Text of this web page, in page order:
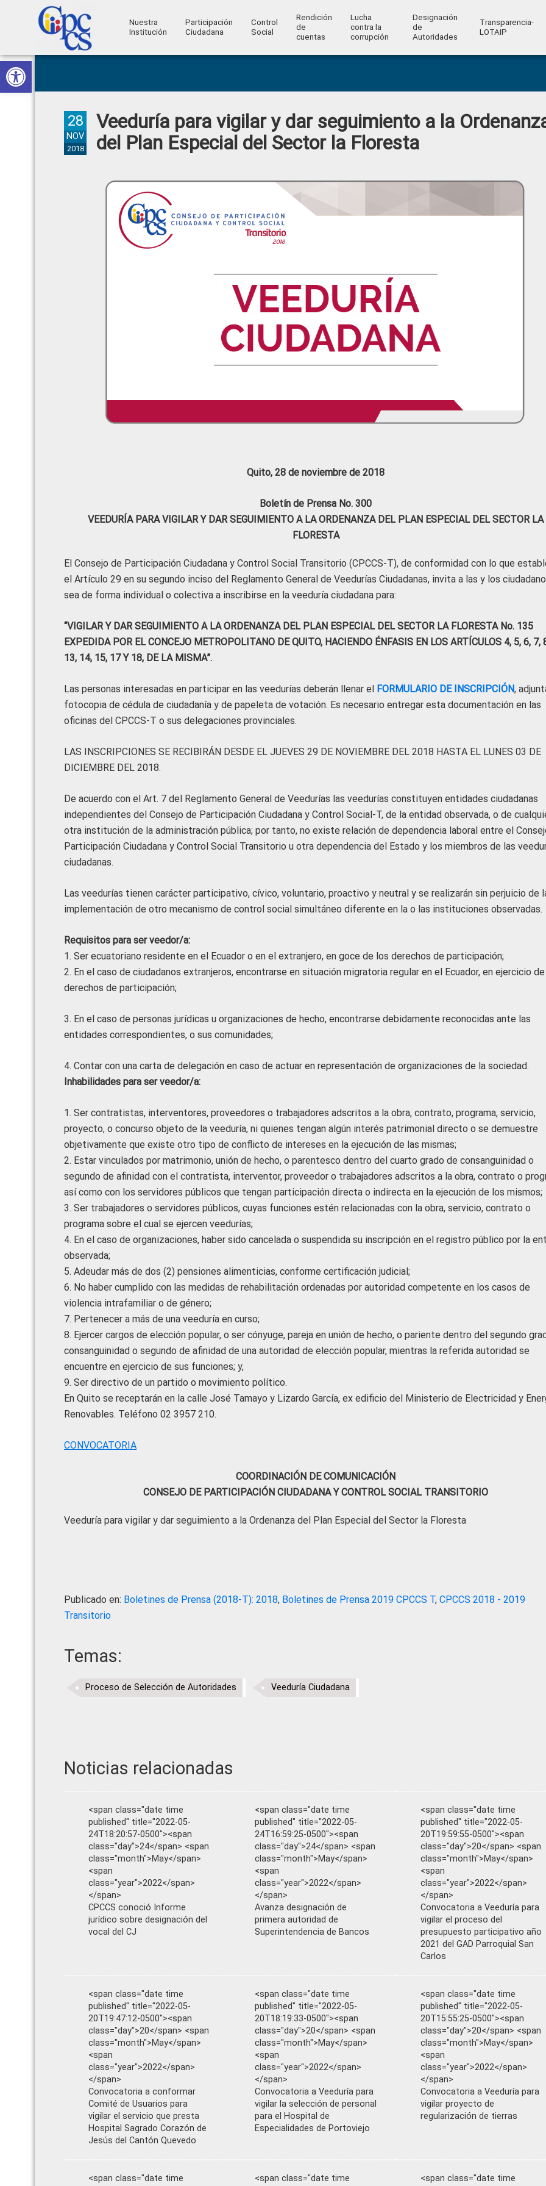
Abrir barra de herramientas
Skip
to
primary
Skip
to
main
Skip
to
primary
Skip
to
footer
Ciudadana
Control
Ciudadano
Nuestra
Institución
Participación
Ciudadana
Control
Social
Rendición
de
cuentas
Lucha
contra la
corrupción
Designación
de
Autoridades
Transparencia-
LOTAIP
Veeduría para vigilar y dar seguimiento a la
del Plan Especial del Sector la Floresta
28
NOV
2018
Quito, 28 de noviembre de 2018
Boletín de Prensa No. 300
VEEDURÍA PARA VIGILAR Y DAR SEGUIMIENTO A LA ORDENANZA DEL PLAN ESPECIAL DEL SECTOR LA
FLORESTA
El Consejo de Participación Ciudadana y Control Social Transitorio (CPCCS-T), de conformidad con lo que
el Artículo 29 en su segundo inciso del Reglamento General de Veedurías Ciudadanas, invita a las y los
sea de forma individual o colectiva a inscribirse en la veeduría ciudadana para:
“VIGILAR Y DAR SEGUIMIENTO A LA ORDENANZA DEL PLAN ESPECIAL DEL SECTOR LA FLORESTA No. 135
EXPEDIDA POR EL CONCEJO METROPOLITANO DE QUITO, HACIENDO ÉNFASIS EN LOS ARTÍCULOS 4, 5, 6, 7,
13, 14, 15, 17 Y 18, DE LA MISMA”.
Las personas interesadas en participar en las veedurías deberán llenar el FORMULARIO DE INSCRIPCIÓN,
fotocopia de cédula de ciudadanía y de papeleta de votación. Es necesario entregar esta documentación en las
oficinas del CPCCS-T o sus delegaciones provinciales.
LAS INSCRIPCIONES SE RECIBIRÁN DESDE EL JUEVES 29 DE NOVIEMBRE DEL 2018 HASTA EL LUNES 03 DE
DICIEMBRE DEL 2018.
De acuerdo con el Art. 7 del Reglamento General de Veedurías las veedurías constituyen entidades ciudadanas
independientes del Consejo de Participación Ciudadana y Control Social-T, de la entidad observada, o de
otra institución de la administración pública; por tanto, no existe relación de dependencia laboral entre el
Participación Ciudadana y Control Social Transitorio u otra dependencia del Estado y los miembros de las
ciudadanas.
Las veedurías tienen carácter participativo, cívico, voluntario, proactivo y neutral y se realizarán sin perjuicio de
implementación de otro mecanismo de control social simultáneo diferente en la o las instituciones observadas.
Requisitos para ser veedor/a:
1. Ser ecuatoriano residente en el Ecuador o en el extranjero, en goce de los derechos de participación;
2. En el caso de ciudadanos extranjeros, encontrarse en situación migratoria regular en el Ecuador, en ejercicio
derechos de participación;
3. En el caso de personas jurídicas u organizaciones de hecho, encontrarse debidamente reconocidas ante las
entidades correspondientes, o sus comunidades;
4. Contar con una carta de delegación en caso de actuar en representación de organizaciones de la sociedad.
Inhabilidades para ser veedor/a:
1. Ser contratistas, interventores, proveedores o trabajadores adscritos a la obra, contrato, programa, servicio,
proyecto, o concurso objeto de la veeduría, ni quienes tengan algún interés patrimonial directo o se demuestre
objetivamente que existe otro tipo de conflicto de intereses en la ejecución de las mismas;
2. Estar vinculados por matrimonio, unión de hecho, o parentesco dentro del cuarto grado de consanguinidad o
segundo de afinidad con el contratista, interventor, proveedor o trabajadores adscritos a la obra, contrato o
así como con los servidores públicos que tengan participación directa o indirecta en la ejecución de los mismos;
3. Ser trabajadores o servidores públicos, cuyas funciones estén relacionadas con la obra, servicio, contrato o
programa sobre el cual se ejercen veedurías;
4. En el caso de organizaciones, haber sido cancelada o suspendida su inscripción en el registro público por la
observada;
5. Adeudar más de dos (2) pensiones alimenticias, conforme certificación judicial;
6. No haber cumplido con las medidas de rehabilitación ordenadas por autoridad competente en los casos de
violencia intrafamiliar o de género;
7. Pertenecer a más de una veeduría en curso;
8. Ejercer cargos de elección popular, o ser cónyuge, pareja en unión de hecho, o pariente dentro del segundo
consanguinidad o segundo de afinidad de una autoridad de elección popular, mientras la referida autoridad se
encuentre en ejercicio de sus funciones; y,
9. Ser directivo de un partido o movimiento político.
En Quito se receptarán en la calle José Tamayo y Lizardo García, ex edificio del Ministerio de Electricidad y
Renovables. Teléfono 02 3957 210.
CONVOCATORIA
COORDINACIÓN DE COMUNICACIÓN
CONSEJO DE PARTICIPACIÓN CIUDADANA Y CONTROL SOCIAL TRANSITORIO
Veeduría para vigilar y dar seguimiento a la Ordenanza del Plan Especial del Sector la Floresta
Publicado en: Boletines de Prensa (2018-T): 2018, Boletines de Prensa 2019 CPCCS T, CPCCS 2018 - 2019
Transitorio
Temas:
Proceso de Selección de Autoridades Veeduría Ciudadana
Noticias relacionadas
<span class="date time
published" title="2022-05-
24T18:20:57-0500"><span
class="day">24</span> <span
class="month">May</span>
<span
class="year">2022</span>
</span>
CPCCS conoció Informe
jurídico sobre designación del
vocal del CJ
<span class="date time
published" title="2022-05-
24T16:59:25-0500"><span
class="day">24</span> <span
class="month">May</span>
<span
class="year">2022</span>
</span>
Avanza designación de
primera autoridad de
Superintendencia de Bancos
<span class="date time
published" title="2022-05-
20T19:59:55-0500"><span
class="day">20</span> <span
class="month">May</span>
<span
class="year">2022</span>
</span>
Convocatoria a Veeduría para
vigilar el proceso del
presupuesto participativo año
2021 del GAD Parroquial San
Carlos
<span class="date time
published" title="2022-05-
20T19:47:12-0500"><span
class="day">20</span> <span
class="month">May</span>
<span
class="year">2022</span>
</span>
Convocatoria a conformar
Comité de Usuarios para
vigilar el servicio que presta
Hospital Sagrado Corazón de
Jesús del Cantón Quevedo
<span class="date time
published" title="2022-05-
20T18:19:33-0500"><span
class="day">20</span> <span
class="month">May</span>
<span
class="year">2022</span>
</span>
Convocatoria a Veeduría para
vigilar la selección de personal
para el Hospital de
Especialidades de Portoviejo
<span class="date time
published" title="2022-05-
20T15:55:25-0500"><span
class="day">20</span> <span
class="month">May</span>
<span
class="year">2022</span>
</span>
Convocatoria a Veeduría para
vigilar proyecto de
regularización de tierras
<span class="date time
<span class="date time
<span class="date time